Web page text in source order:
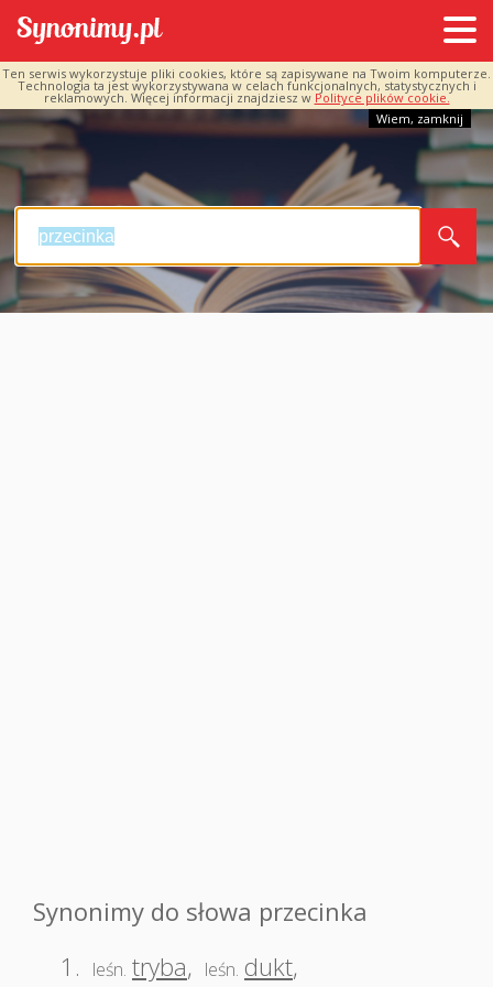
Ten serwis wykorzystuje pliki cookies, które są zapisywane na Twoim komputerze.
Technologia ta jest wykorzystywana w celach funkcjonalnych, statystycznych i
reklamowych. Więcej informacji znajdziesz w Polityce plików cookie.
Wiem, zamknij
Synonimy do słowa przecinka
1.
leśn. tryba, leśn. dukt,